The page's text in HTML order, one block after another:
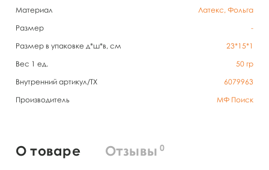
Материал
Латекс, Фольга
Размер
-
Размер в упаковке д*ш*в, см
23*15*1
Вес 1 ед.
50 гр
Внутренний артикул/TX
6079963
Производитель
МФ Поиск
О товаре Отзывы 0